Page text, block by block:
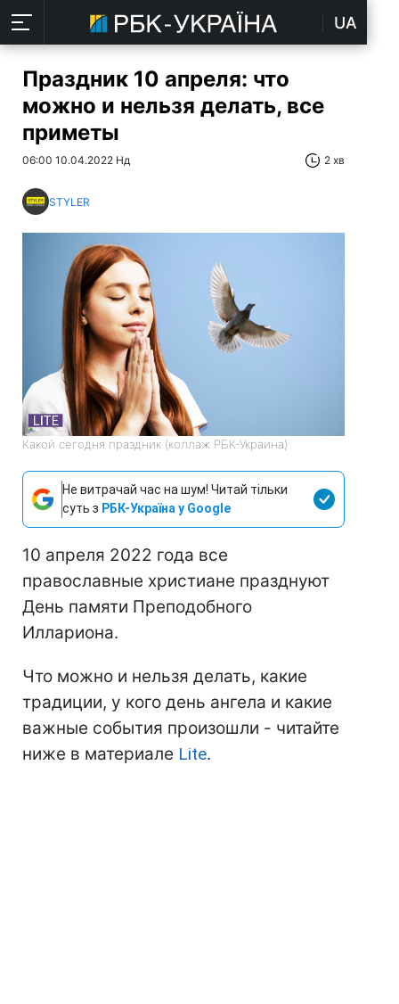
UA
Праздник 10 апреля: что
можно и нельзя делать, все
приметы
06:00 10.04.2022 Нд 2 хв
STYLER
Какой сегодня праздник (коллаж РБК-Украина)
Не витрачай час на шум! Читай тільки
суть з РБК-Україна у Google
10 апреля 2022 года все
православные христиане празднуют
День памяти Преподобного
Иллариона.
Что можно и нельзя делать, какие
традиции, у кого день ангела и какие
важные события произошли - читайте
ниже в материале Lite.